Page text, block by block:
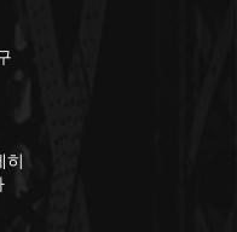
히